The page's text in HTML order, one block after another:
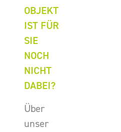
OBJEKT
IST FÜR
SIE
NOCH
NICHT
DABEI?
Über
unser